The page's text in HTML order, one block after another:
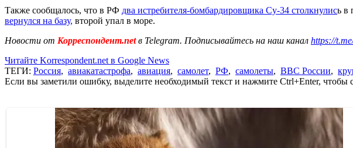
Также сообщалось, что в РФ два истребителя-бомбардировщика Су-34 столкнулись в
вернулся на базу, второй упал в море.
Новости от Корреспондент.netв Telegram. Подписывайтесь на наш канал https://
Читайте Korrespondent.net в Google News
ТЕГИ: Россия, авиакатастрофа, авиация, самолет, РФ, самолеты, ВВС России,
Если вы заметили ошибку, выделите необходимый текст и нажмите Ctrl+Enter, чтобы